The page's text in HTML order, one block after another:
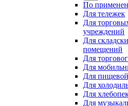
По
Для тележек
Для
учреждений
Для
помещений
Для
Для
Для
Для
Для
Для